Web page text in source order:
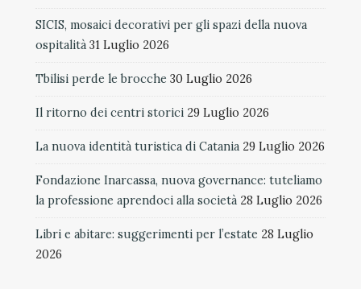
SICIS, mosaici decorativi per gli spazi della nuova
ospitalità 31 Luglio 2026
Tbilisi perde le brocche 30 Luglio 2026
Il ritorno dei centri storici 29 Luglio 2026
La nuova identità turistica di Catania 29 Luglio 2026
Fondazione Inarcassa, nuova governance: tuteliamo
la professione aprendoci alla società 28 Luglio 2026
Libri e abitare: suggerimenti per l’estate 28 Luglio
2026